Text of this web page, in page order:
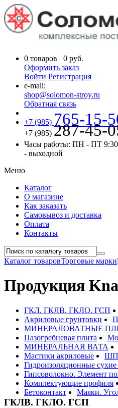
0 товаров 0 руб.
Оформить заказ
Войти Регистрация
e-mail:
shop@solomon-stroy.ru
Обратная связь
+7 (985) 765-15-
+7 (985) 287-45-
Часы работы: ПН - ПТ 9:30
- выходной
Меню
Каталог
О магазине
Как заказать
Самовывоз и доставка
Оплата
Контакты
Каталог товаровТорговые марки
Продукция
ГКЛ. ГКЛВ. ГКЛО. ГСП
Акриловые грунтовки
МИНЕРАЛОВАТНЫЕ
Пазогребневая плита
МИНЕРАЛЬНАЯ ВАТА
Мастики акриловые
Гидроизоляционные сухие
Гипсоволокно. Элемент
Комплектующие профиля
Бетоконтакт
Маяки.
ГКЛВ. ГКЛО. ГСП